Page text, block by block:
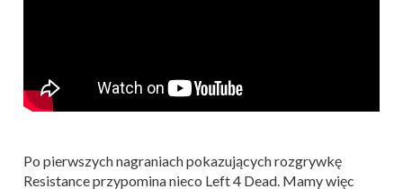
Po pierwszych nagraniach pokazujących rozgrywkę
Resistance przypomina nieco Left 4 Dead. Mamy więc